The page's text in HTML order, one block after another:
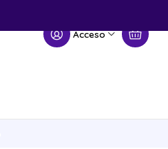
Acceso